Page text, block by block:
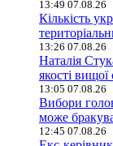
13:49 07.08.26
Кількість
13:26 07.08.26
Наталія
якості вищої
13:05 07.08.26
Вибори
може
12:45 07.08.26